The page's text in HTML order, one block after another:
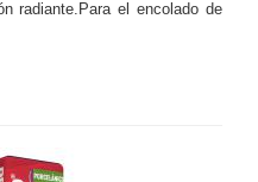
radiante.Para el encolado de